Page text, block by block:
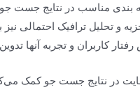
بندی مناسب در نتایج جست
و تحلیل ترافیک احتمالی
کاربران و تجربه آنها
در نتایج جست جو کمک